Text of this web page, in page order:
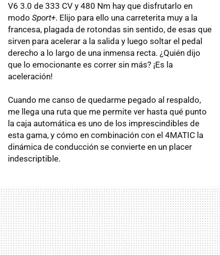
V6 3.0 de 333 CV y 480 Nm hay que disfrutarlo en
modo Sport+. Elijo para ello una carreterita muy a la
francesa, plagada de rotondas sin sentido, de esas que
sirven para acelerar a la salida y luego soltar el pedal
derecho a lo largo de una inmensa recta. ¿Quién dijo
que lo emocionante es correr sin más? ¡Es la
aceleración!
Cuando me canso de quedarme pegado al respaldo,
me llega una ruta que me permite ver hasta qué punto
la caja automática es uno de los imprescindibles de
esta gama, y cómo en combinación con el 4MATIC la
dinámica de conducción se convierte en un placer
indescriptible.